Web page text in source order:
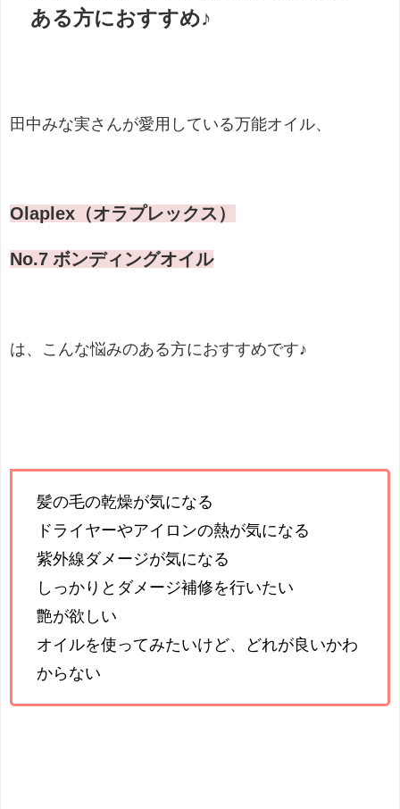
ある方におすすめ♪
田中みな実さんが愛用している万能オイル、
Olaplex（オラプレックス）
No.7 ボンディングオイル
は、こんな悩みのある方におすすめです♪
髪の毛の乾燥が気になる
ドライヤーやアイロンの熱が気になる
紫外線ダメージが気になる
しっかりとダメージ補修を行いたい
艶が欲しい
オイルを使ってみたいけど、どれが良いかわ
からない